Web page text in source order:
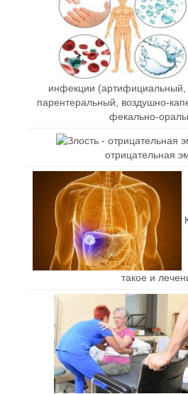
инфекции (артифициальный,
парентеральный, воздушно-
фекально-
отрицательная
такое и